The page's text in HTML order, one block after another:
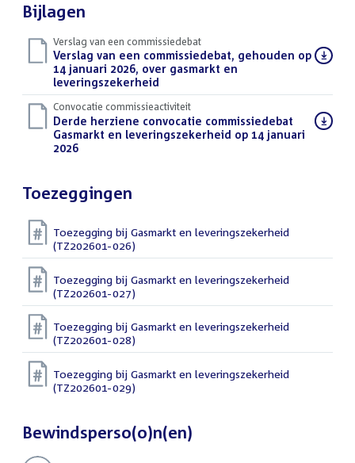
Bijlagen
Verslag van een commissiedebat
Download
bestand:
Verslag van een commissiedebat, gehouden op
14 januari 2026, over gasmarkt en
leveringszekerheid
Convocatie commissieactiviteit
Download
bestand:
Derde herziene convocatie commissiedebat
Gasmarkt en leveringszekerheid op 14 januari
2026(PDF)
Toezeggingen
Toezegging bij Gasmarkt en leveringszekerheid
(TZ202601-026)
Toezegging bij Gasmarkt en leveringszekerheid
(TZ202601-027)
Toezegging bij Gasmarkt en leveringszekerheid
(TZ202601-028)
Toezegging bij Gasmarkt en leveringszekerheid
(TZ202601-029)
Bewindsperso(o)n(en)